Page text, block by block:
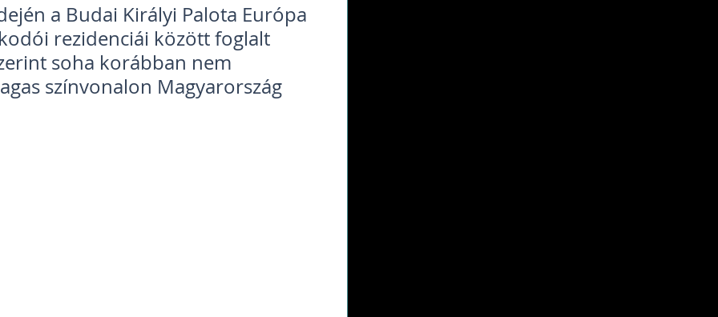
a Budai Királyi Palota Európa
rezidenciái között foglalt
soha korábban nem
színvonalon Magyarország